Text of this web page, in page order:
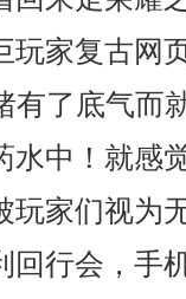
玩家复古网
有了底气而
水中！就感
玩家们视为
回行会，手